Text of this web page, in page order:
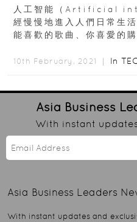
人工智能（Artificial
經慢慢地進入人們日常生
能喜歡的歌曲、你喜愛的
10th February, 2021 ｜ In
Asia Business
With instant
Asia Business Leaders
With instant updates and